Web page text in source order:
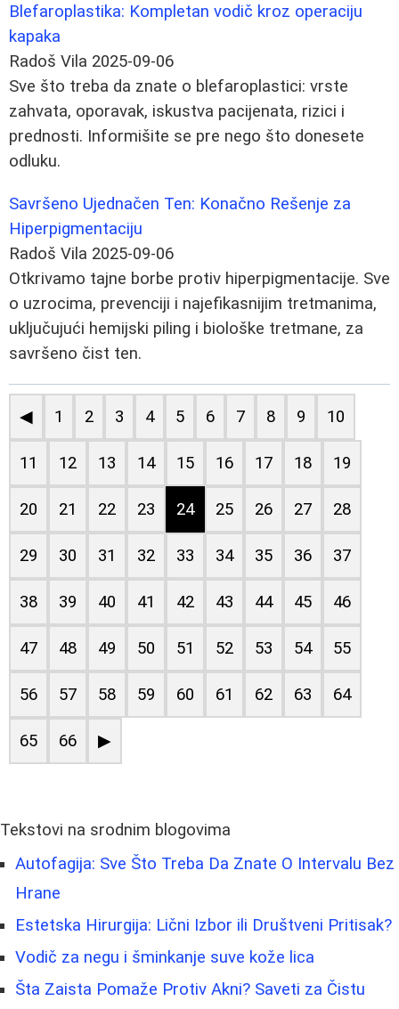
Blefaroplastika: Kompletan vodič kroz operaciju
kapaka
Radoš Vila 2025-09-06
Sve što treba da znate o blefaroplastici: vrste
zahvata, oporavak, iskustva pacijenata, rizici i
prednosti. Informišite se pre nego što donesete
odluku.
Savršeno Ujednačen Ten: Konačno Rešenje za
Hiperpigmentaciju
Radoš Vila 2025-09-06
Otkrivamo tajne borbe protiv hiperpigmentacije. Sve
o uzrocima, prevenciji i najefikasnijim tretmanima,
uključujući hemijski piling i biološke tretmane, za
savršeno čist ten.
◀ 1 2 3 4 5 6 7 8 9 10
11 12 13 14 15 16 17 18 19
20 21 22 23 24 25 26 27 28
29 30 31 32 33 34 35 36 37
38 39 40 41 42 43 44 45 46
47 48 49 50 51 52 53 54 55
56 57 58 59 60 61 62 63 64
65 66 ▶
Tekstovi na srodnim blogovima
Autofagija: Sve Što Treba Da Znate O Intervalu Bez
Hrane
Estetska Hirurgija: Lični Izbor ili Društveni Pritisak?
Vodič za negu i šminkanje suve kože lica
Šta Zaista Pomaže Protiv Akni? Saveti za Čistu